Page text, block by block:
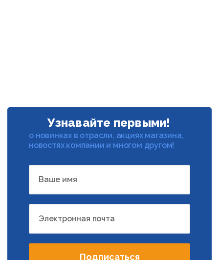
Узнавайте первыми!
о новинках в отрасли, акциях магазина,
новостях компании и многом другом!
Ваше имя
Электронная почта
Подписаться